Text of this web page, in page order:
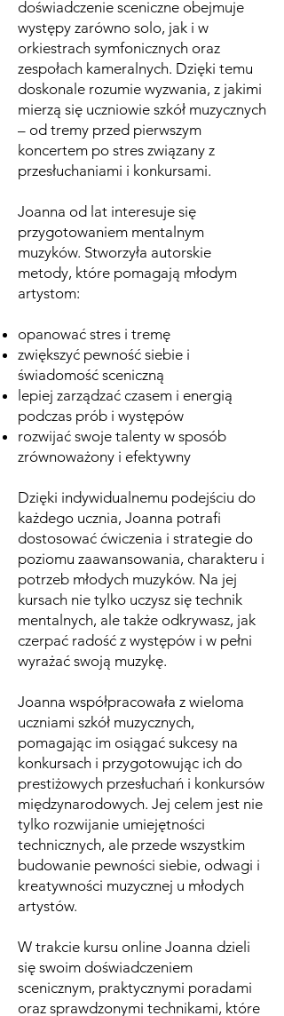
doświadczenie sceniczne obejmuje
występy zarówno solo, jak i w
orkiestrach symfonicznych oraz
zespołach kameralnych. Dzięki temu
doskonale rozumie wyzwania, z jakimi
mierzą się uczniowie szkół muzycznych
– od tremy przed pierwszym
koncertem po stres związany z
przesłuchaniami i konkursami.
Joanna od lat interesuje się
przygotowaniem mentalnym
muzyków. Stworzyła autorskie
metody, które pomagają młodym
artystom:
opanować stres i tremę
zwiększyć pewność siebie i
świadomość sceniczną
lepiej zarządzać czasem i energią
podczas prób i występów
rozwijać swoje talenty w sposób
zrównoważony i efektywny
Dzięki indywidualnemu podejściu do
każdego ucznia, Joanna potrafi
dostosować ćwiczenia i strategie do
poziomu zaawansowania, charakteru i
potrzeb młodych muzyków. Na jej
kursach nie tylko uczysz się technik
mentalnych, ale także odkrywasz, jak
czerpać radość z występów i w pełni
wyrażać swoją muzykę.
Joanna współpracowała z wieloma
uczniami szkół muzycznych,
pomagając im osiągać sukcesy na
konkursach i przygotowując ich do
prestiżowych przesłuchań i konkursów
międzynarodowych. Jej celem jest nie
tylko rozwijanie umiejętności
technicznych, ale przede wszystkim
budowanie pewności siebie, odwagi i
kreatywności muzycznej u młodych
artystów.
W trakcie kursu online Joanna dzieli
się swoim doświadczeniem
scenicznym, praktycznymi poradami
oraz sprawdzonymi technikami, które